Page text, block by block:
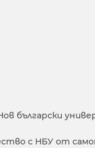
с НБУ от